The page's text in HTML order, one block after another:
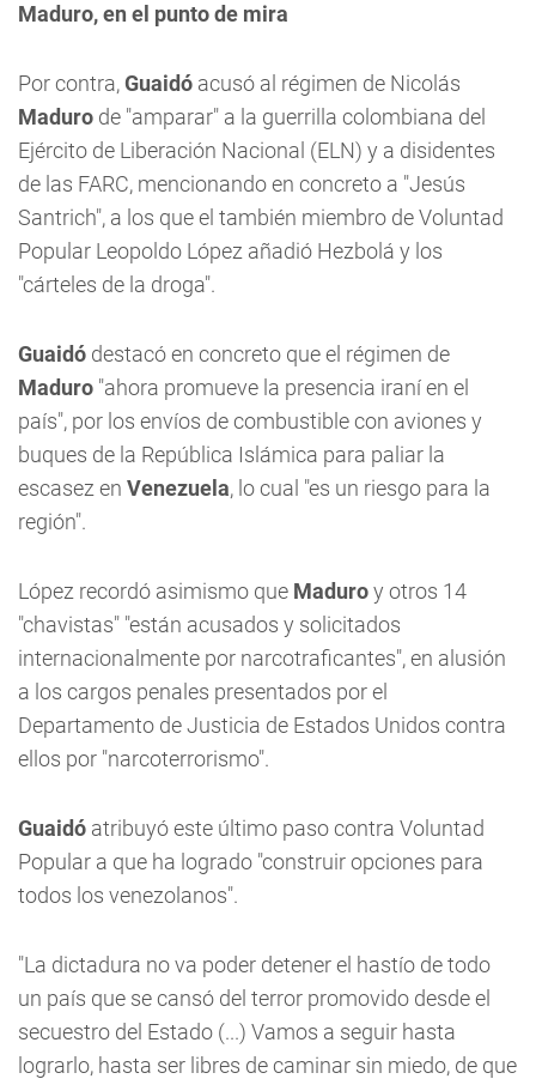
Maduro, en el punto de mira
Por contra,Guaidó acusó al régimen de Nicolás
Maduro de "amparar" a la guerrilla colombiana del
Ejército de Liberación Nacional (ELN) y a disidentes
de las FARC, mencionando en concreto a "Jesús
Santrich", a los que el también miembro de Voluntad
Popular Leopoldo López añadió Hezbolá y los
"cárteles de la droga".
Guaidó destacó en concreto que el régimen de
Maduro "ahora promueve la presencia iraní en el
país", por los envíos de combustible con aviones y
buques de la República Islámica para paliar la
escasez en Venezuela, lo cual "es un riesgo para la
región".
López recordó asimismo que Maduroy otros 14
"chavistas" "están acusados y solicitados
internacionalmente por narcotraficantes", en alusión
a los cargos penales presentados por el
Departamento de Justicia de Estados Unidos contra
ellos por "narcoterrorismo".
Guaidó atribuyó este último paso contra Voluntad
Popular a que ha logrado "construir opciones para
todos los venezolanos".
"La dictadura no va poder detener el hastío de todo
un país que se cansó del terror promovido desde el
secuestro del Estado (...) Vamos a seguir hasta
lograrlo, hasta ser libres de caminar sin miedo, de que